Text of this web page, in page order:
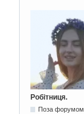
Робітниця.
Поза форумом